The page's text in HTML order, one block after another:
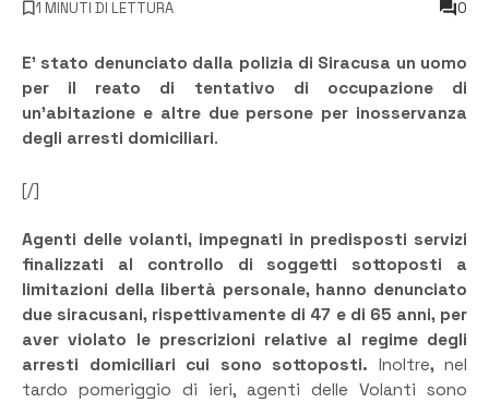
1 MINUTI DI LETTURA
0
E’ stato denunciato dalla polizia di Siracusa un uomo
per il reato di tentativo di occupazione di
un’abitazione e altre due persone per inosservanza
degli arresti domiciliari.
[/]
Agenti delle volanti, impegnati in predisposti servizi
finalizzati al controllo di soggetti sottoposti a
limitazioni della libertà personale, hanno denunciato
due siracusani, rispettivamente di 47 e di 65 anni, per
aver violato le prescrizioni relative al regime degli
arresti domiciliari cui sono sottoposti. Inoltre,nel
tardo pomeriggio di ieri, agenti delle Volanti sono